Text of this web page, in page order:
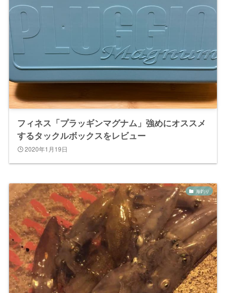
フィネス「プラッギンマグナム」強めにオススメ
するタックルボックスをレビュー
2020年1月19日
海釣り